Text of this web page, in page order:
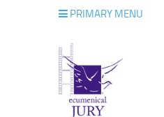
PRIMARY MENU